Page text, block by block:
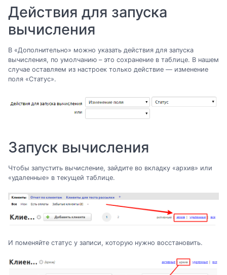
Действия для запуска
вычисления
В «Дополнительно» можно указать действия для запуска
вычисления, по умолчанию – это сохранение в таблице. В нашем
случае оставляем из настроек только действие — изменение
поля «Статус».
Запуск вычисления
Чтобы запустить вычисление, зайдите во вкладку «архив» или
«удаленные» в текущей таблице.
И поменяйте статус у записи, которую нужно восстановить.